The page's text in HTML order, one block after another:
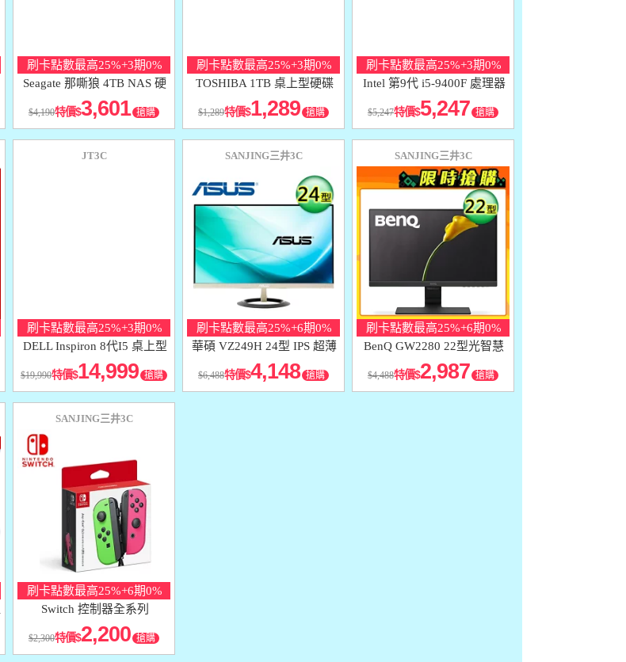
刷卡點數最高25%+3期0%
Seagate 那嘶狼 4TB NAS 硬
碟
4,190特價 3,601 搶購
刷卡點數最高25%+3期0%
TOSHIBA 1TB 桌上型硬碟
1,289特價 1,289 搶購
刷卡點數最高25%+3期0%
Intel 第9代 i5-9400F 處理器
5,247特價 5,247 搶購
JT3C
刷卡點數最高25%+3期0%
DELL Inspiron 8代I5 桌上型
電腦
19,990特價 14,999 搶購
SANJING三井3C
刷卡點數最高25%+6期0%
華碩 VZ249H 24型 IPS 超薄
邊框螢幕
6,488特價 4,148 搶購
SANJING三井3C
刷卡點數最高25%+6期0%
BenQ GW2280 22型光智慧
護眼螢幕
4,488特價 2,987 搶購
SANJING三井3C
刷卡點數最高25%+6期0%
Switch 控制器全系列
2,300特價 2,200 搶購